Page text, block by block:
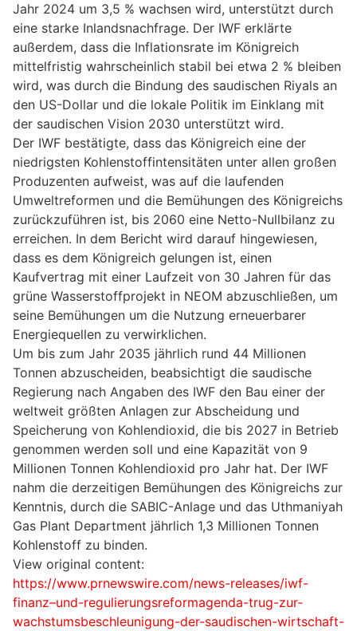
Jahr 2024 um 3,5 % wachsen wird, unterstützt durch
eine starke Inlandsnachfrage. Der IWF erklärte
außerdem, dass die Inflationsrate im Königreich
mittelfristig wahrscheinlich stabil bei etwa 2 % bleiben
wird, was durch die Bindung des saudischen Riyals an
den US-Dollar und die lokale Politik im Einklang mit
der saudischen Vision 2030 unterstützt wird.
Der IWF bestätigte, dass das Königreich eine der
niedrigsten Kohlenstoffintensitäten unter allen großen
Produzenten aufweist, was auf die laufenden
Umweltreformen und die Bemühungen des Königreichs
zurückzuführen ist, bis 2060 eine Netto-Nullbilanz zu
erreichen. In dem Bericht wird darauf hingewiesen,
dass es dem Königreich gelungen ist, einen
Kaufvertrag mit einer Laufzeit von 30 Jahren für das
grüne Wasserstoffprojekt in NEOM abzuschließen, um
seine Bemühungen um die Nutzung erneuerbarer
Energiequellen zu verwirklichen.
Um bis zum Jahr 2035 jährlich rund 44 Millionen
Tonnen abzuscheiden, beabsichtigt die saudische
Regierung nach Angaben des IWF den Bau einer der
weltweit größten Anlagen zur Abscheidung und
Speicherung von Kohlendioxid, die bis 2027 in Betrieb
genommen werden soll und eine Kapazität von 9
Millionen Tonnen Kohlendioxid pro Jahr hat. Der IWF
nahm die derzeitigen Bemühungen des Königreichs zur
Kenntnis, durch die SABIC-Anlage und das Uthmaniyah
Gas Plant Department jährlich 1,3 Millionen Tonnen
Kohlenstoff zu binden.
View original content:
https://www.prnewswire.com/news-releases/iwf-
finanz–und-regulierungsreformagenda-trug-zur-
wachstumsbeschleunigung-der-saudischen-wirtschaft-